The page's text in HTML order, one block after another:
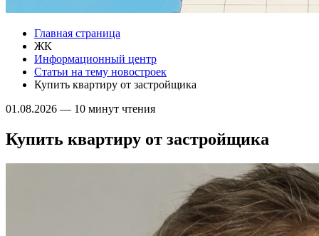
Главная страница
ЖК
Информационный центр
Статьи на тему новостроек
Купить квартиру от застройщика
01.08.2026 — 10 минут чтения
Купить квартиру от застройщика